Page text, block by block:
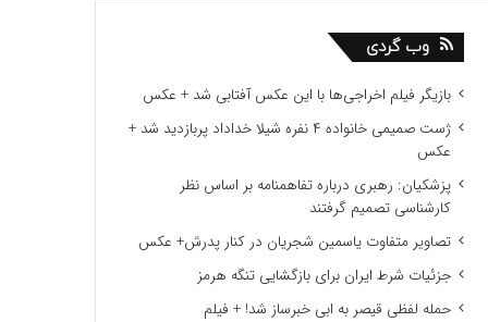
وب گردی
بازیگر فیلم اخراجی‌ها با این عکس آفتابی شد + عکس
ژست صمیمی خانواده ۴ نفره شیلا خداداد پربازدید شد +
عکس
پزشکیان: رهبری درباره تفاهمنامه بر اساس نظر
کارشناسی تصمیم گرفتند
تصاویر متفاوت یاسمین شجریان در کنار پدرش+ عکس
جزئیات شرط ایران برای بازگشایی تنگه هرمز
حمله لفظی قیصر به ابی خبرساز شد! + فیلم